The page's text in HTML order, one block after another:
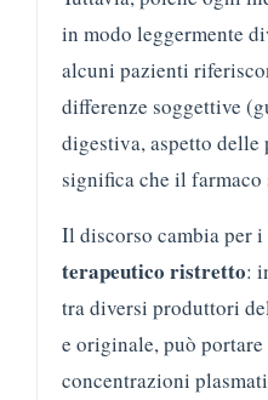
in modo leggermente
alcuni pazienti
differenze soggettive
digestiva, aspetto
significa che il farmaco
Il discorso cambia per i
terapeutico ristretto:
tra diversi produttori
e originale, può
concentrazioni